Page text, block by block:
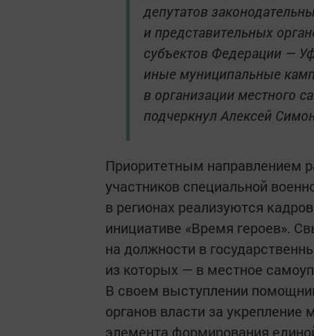
депутатов
и представительных
субъектов Федерации —
иные муниципальные
в организации местного
подчеркнул Алексей
Приоритетным направлением
участников специальной
в регионах реализуются
инициативе «Время героев».
на должности в
из которых — в местное
В своем выступлении
органов власти за
элемента формирования